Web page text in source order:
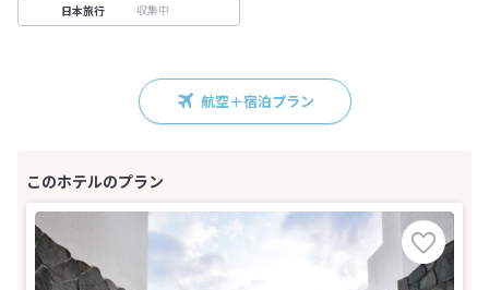
日本旅行 収集中
航空＋宿泊プラン